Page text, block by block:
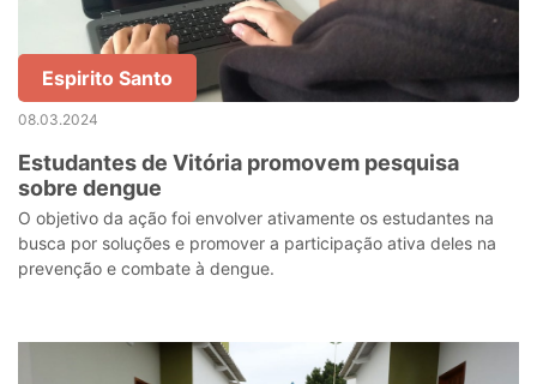
Espirito Santo
08.03.2024
Estudantes de Vitória promovem pesquisa
sobre dengue
O objetivo da ação foi envolver ativamente os estudantes na
busca por soluções e promover a participação ativa deles na
prevenção e combate à dengue.